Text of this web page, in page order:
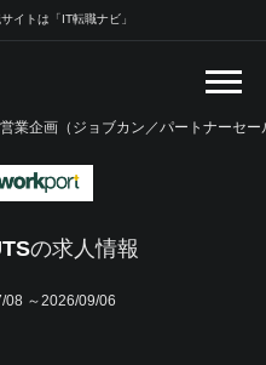
イトは「IT転職ナビ」
営業企画（ジョブカン／パートナーセ
の求人情報
08 ～2026/09/06